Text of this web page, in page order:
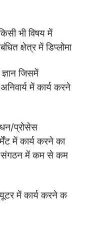
भी विषय में
क्षेत्र में डिप्‍लोमा
जिसमें
में कार्य करने
प्रोसेस
में कार्य करने का
संगठन में कम से कम
में कार्य करने क